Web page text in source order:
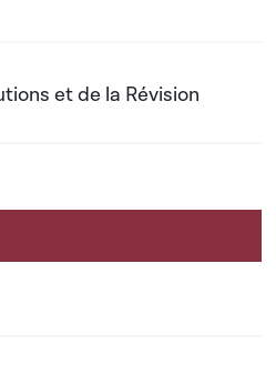
de commission : 03-
à afficher ou cacher tous
et de la Révision